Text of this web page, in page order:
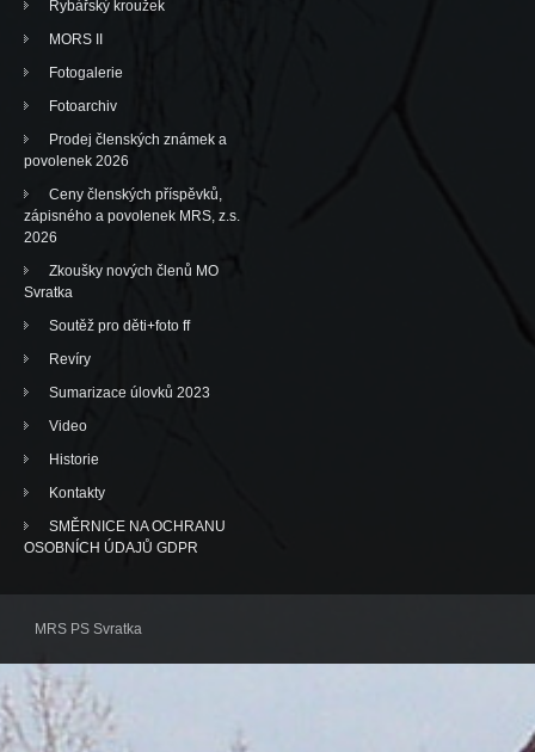
Rybářský kroužek
MORS II
Fotogalerie
Fotoarchiv
Prodej členských známek a
povolenek 2026
Ceny členských příspěvků,
zápisného a povolenek MRS, z.s.
2026
Zkoušky nových členů MO
Svratka
Soutěž pro děti+foto ff
Revíry
Sumarizace úlovků 2023
Video
Historie
Kontakty
SMĚRNICE NA OCHRANU
OSOBNÍCH ÚDAJŮ GDPR
MRS PS Svratka